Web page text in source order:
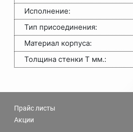
Исполнение:
Тип присоединения:
Материал корпуса:
Толщина стенки Т мм.:
Прайс листы
Акции